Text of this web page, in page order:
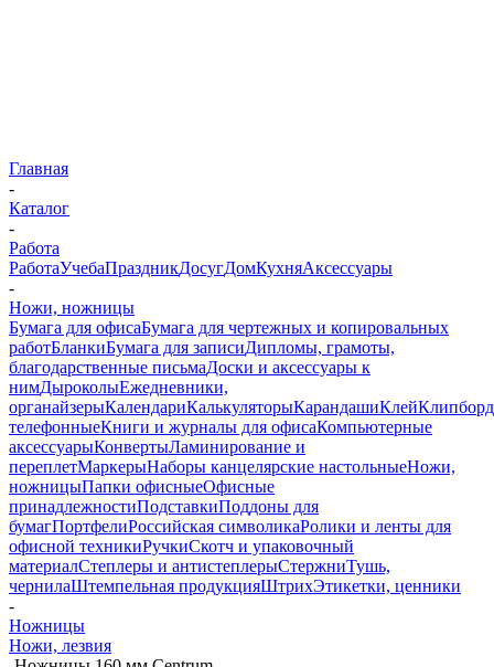
Главная
-
Каталог
-
Работа
РаботаУчебаПраздникДосугДомКухняАксессуары
-
Ножи, ножницы
Бумага для офисаБумага для чертежных и копировальных
работБланкиБумага для записиДипломы, грамоты,
благодарственные письмаДоски и аксессуары к
нимДыроколыЕжедневники,
органайзерыКалендариКалькуляторыКарандашиКлей
телефонныеКниги и журналы для офисаКомпьютерные
аксессуарыКонвертыЛаминирование и
переплетМаркерыНаборы канцелярские настольныеНожи,
ножницыПапки офисныеОфисные
принадлежностиПодставкиПоддоны для
бумагПортфелиРоссийская символикаРолики и ленты для
офисной техникиРучкиСкотч и упаковочный
материалСтеплеры и антистеплерыСтержниТушь,
чернилаШтемпельная продукцияШтрихЭтикетки, ценники
-
Ножницы
Ножи, лезвия